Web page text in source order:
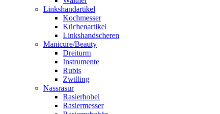
Linkshandartikel
Kochmesser
Küchenartikel
Linkshandscheren
Manicure/Beauty
Dreiturm
Instrumente
Rubis
Zwilling
Nassrasur
Rasierhobel
Rasiermesser